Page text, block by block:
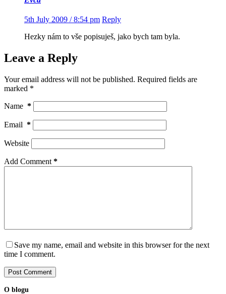
5th July 2009 / 8:54 pm Reply
Hezky nám to vše popisuješ, jako bych tam byla.
Leave a Reply
Your email address will not be published. Required fields are
marked *
Name *
Email *
Website
Add Comment *
Save my name, email and website in this browser for the next
time I comment.
Post Comment
O blogu